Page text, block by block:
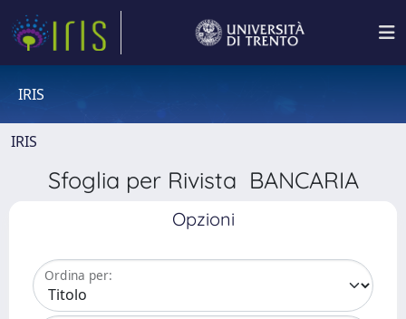
IRIS
IRIS
Sfoglia per Rivista BANCARIA
Opzioni
Ordina per: